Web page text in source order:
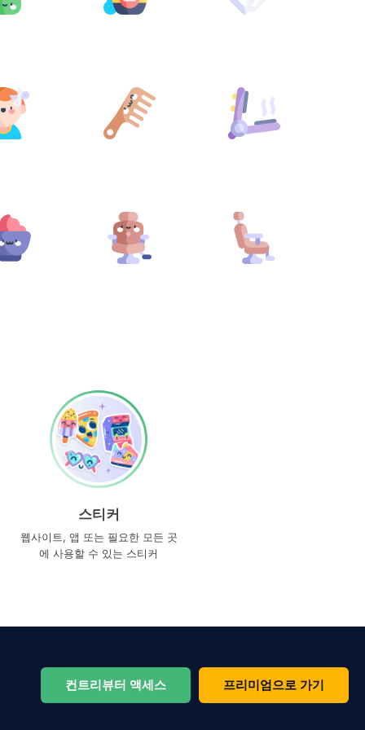
스티커
웹사이트, 앱 또는 필요한 모든 곳
에 사용할 수 있는 스티커
컨트리뷰터 액세스 프리미엄으로 가기